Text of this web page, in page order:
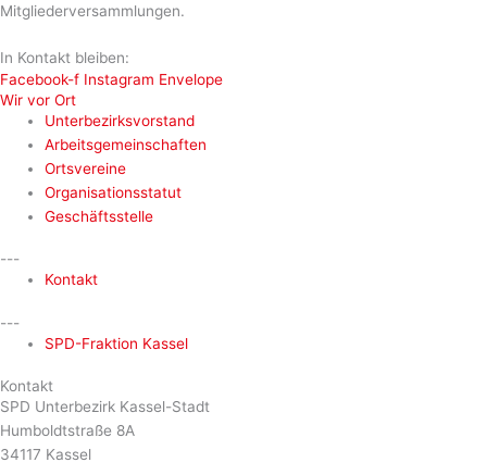
Mitgliederversammlungen.
In Kontakt bleiben:
Facebook-f Instagram Envelope
Wir vor Ort
Unterbezirksvorstand
Arbeitsgemeinschaften
Ortsvereine
Organisationsstatut
Geschäftsstelle
---
Kontakt
---
SPD-Fraktion Kassel
Kontakt
SPD Unterbezirk Kassel-Stadt
Humboldtstraße 8A
34117 Kassel